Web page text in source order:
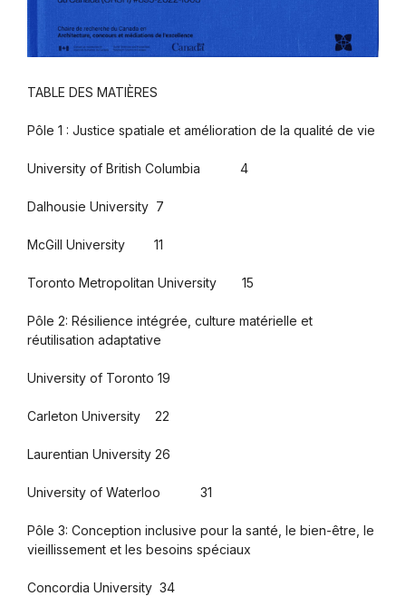
TABLE DES MATIÈRES
Pôle 1 : Justice spatiale et amélioration de la qualité de vie
University of British Columbia 4
Dalhousie University 7
McGill University 11
Toronto Metropolitan University 15
Pôle 2: Résilience intégrée, culture matérielle et
réutilisation adaptative
University of Toronto 19
Carleton University 22
Laurentian University 26
University of Waterloo 31
Pôle 3: Conception inclusive pour la santé, le bien-être, le
vieillissement et les besoins spéciaux
Concordia University 34